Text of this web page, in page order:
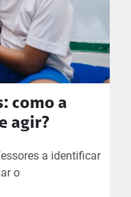
como a
agir?
a identificar
o